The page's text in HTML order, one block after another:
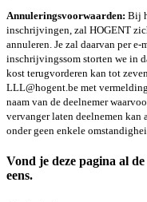
Annuleringsvoorwaarden: Bij
inschrijvingen, zal HOGENT
annuleren. Je zal daarvan per
inschrijvingssom storten we in
kost terugvorderen kan tot
LLL@hogent.be met
naam van de deelnemer
vervanger laten deelnemen
onder geen enkele
Vond je deze pagina al
eens.